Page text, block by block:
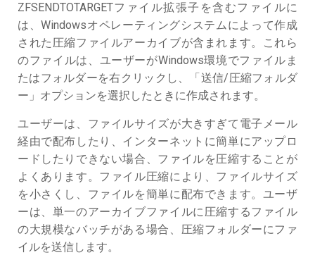
ZFSENDTOTARGETファイル拡張子を含むファイルに
は、Windowsオペレーティングシステムによって作成
された圧縮ファイルアーカイブが含まれます。これら
のファイルは、ユーザーがWindows環境でファイルま
たはフォルダーを右クリックし、「送信/圧縮フォルダ
ー」オプションを選択したときに作成されます。
ユーザーは、ファイルサイズが大きすぎて電子メール
経由で配布したり、インターネットに簡単にアップロ
ードしたりできない場合、ファイルを圧縮することが
よくあります。ファイル圧縮により、ファイルサイズ
を小さくし、ファイルを簡単に配布できます。ユーザ
ーは、単一のアーカイブファイルに圧縮するファイル
の大規模なバッチがある場合、圧縮フォルダーにファ
イルを送信します。